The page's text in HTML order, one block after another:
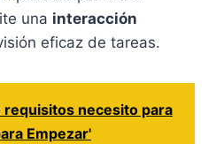
una interacción
eficaz de tareas.
requisitos necesito para
Empezar'